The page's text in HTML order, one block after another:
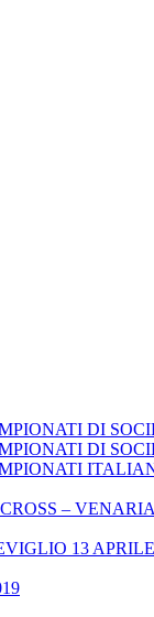
DI
DI
–
13